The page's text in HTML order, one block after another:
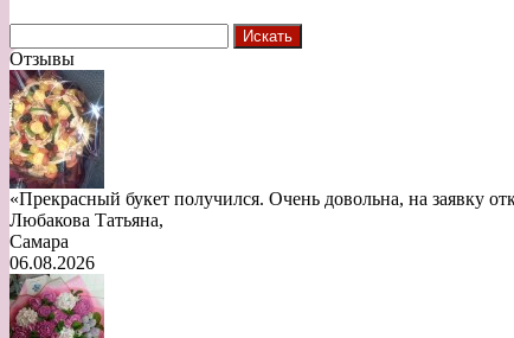
Отзывы
«Прекрасный букет получился. Очень довольна, на заявку
Любакова Татьяна,
Самара
06.08.2026